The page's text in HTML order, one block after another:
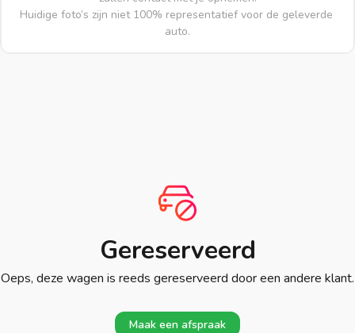
Huidige foto’s zijn niet 100% representatief voor de geleverde
auto.
Gereserveerd
Oeps, deze wagen is reeds gereserveerd door een andere klant.
Maak een afspraak